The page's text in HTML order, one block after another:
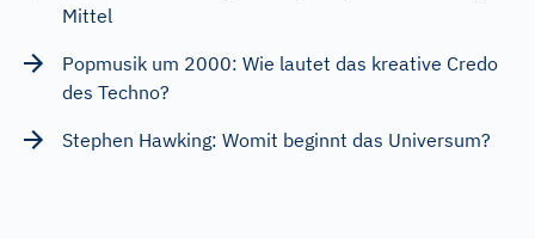
Mittel
Popmusik um 2000: Wie lautet das kreative Credo
des Techno?
Stephen Hawking: Womit beginnt das Universum?